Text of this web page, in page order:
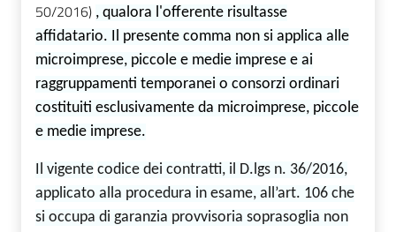
50/2016) , qualora l'offerente risultasse
affidatario. Il presente comma non si applica alle
microimprese, piccole e medie imprese e ai
raggruppamenti temporanei o consorzi ordinari
costituiti esclusivamente da microimprese, piccole
e medie imprese.
Il vigente codice dei contratti, il D.lgs n. 36/2016,
applicato alla procedura in esame, all’art. 106 che
si occupa di garanzia provvisoria soprasoglia non